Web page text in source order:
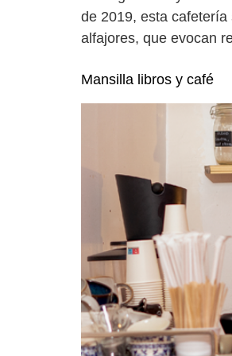
de 2019, esta
alfajores, que evocan
Mansilla libros y café